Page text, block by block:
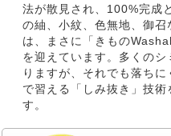
法が散見され、100%完成
の紬、小紋、色無地、御召
は、まさに「きもの
を迎えています。多くの
りますが、それでも落ちに
で習える「しみ抜き」技
す。